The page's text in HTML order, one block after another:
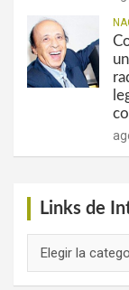
Links de